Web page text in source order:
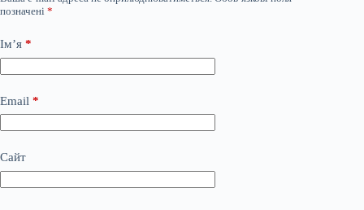
позначені *
Ім’я *
Email *
Сайт